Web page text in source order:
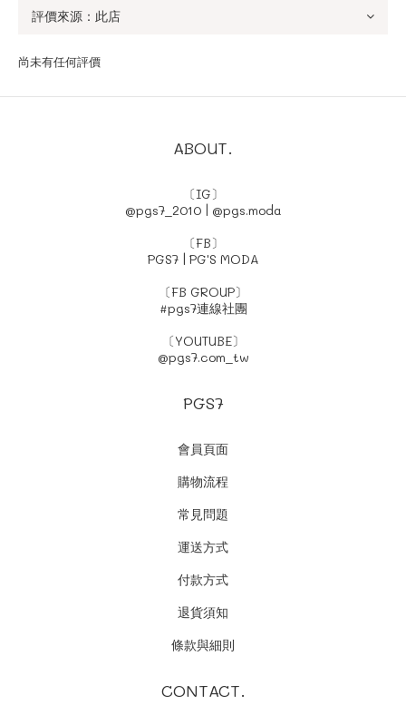
尚未有任何評價
ABOUT.
〔IG〕
@pgs7_2010| @pgs.moda
〔FB〕
PGS7| PG'S MODA
〔FB GROUP〕
#pgs7連線社團
〔YOUTUBE〕
@pgs7.com_tw
PGS7
會員頁面
購物流程
常見問題
運送方式
付款方式
退貨須知
條款與細則
CONTACT.